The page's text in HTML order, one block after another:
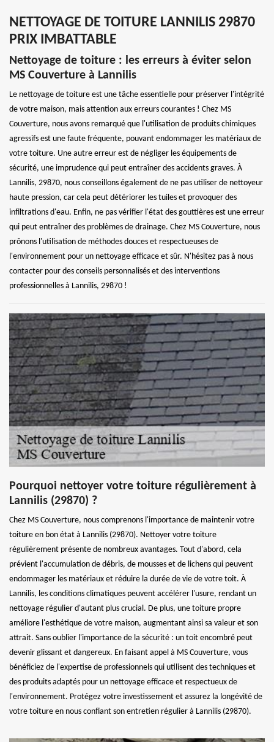
NETTOYAGE DE TOITURE LANNILIS 29870
PRIX IMBATTABLE
Nettoyage de toiture : les erreurs à éviter selon
MS Couverture à Lannilis
Le nettoyage de toiture est une tâche essentielle pour préserver l'intégrité
de votre maison, mais attention aux erreurs courantes ! Chez MS
Couverture, nous avons remarqué que l'utilisation de produits chimiques
agressifs est une faute fréquente, pouvant endommager les matériaux de
votre toiture. Une autre erreur est de négliger les équipements de
sécurité, une imprudence qui peut entraîner des accidents graves. À
Lannilis, 29870, nous conseillons également de ne pas utiliser de nettoyeur
haute pression, car cela peut détériorer les tuiles et provoquer des
infiltrations d'eau. Enfin, ne pas vérifier l'état des gouttières est une erreur
qui peut entraîner des problèmes de drainage. Chez MS Couverture, nous
prônons l'utilisation de méthodes douces et respectueuses de
l'environnement pour un nettoyage efficace et sûr. N'hésitez pas à nous
contacter pour des conseils personnalisés et des interventions
professionnelles à Lannilis, 29870 !
Pourquoi nettoyer votre toiture régulièrement à
Lannilis (29870) ?
Chez MS Couverture, nous comprenons l'importance de maintenir votre
toiture en bon état à Lannilis (29870). Nettoyer votre toiture
régulièrement présente de nombreux avantages. Tout d'abord, cela
prévient l'accumulation de débris, de mousses et de lichens qui peuvent
endommager les matériaux et réduire la durée de vie de votre toit. À
Lannilis, les conditions climatiques peuvent accélérer l'usure, rendant un
nettoyage régulier d'autant plus crucial. De plus, une toiture propre
améliore l'esthétique de votre maison, augmentant ainsi sa valeur et son
attrait. Sans oublier l'importance de la sécurité : un toit encombré peut
devenir glissant et dangereux. En faisant appel à MS Couverture, vous
bénéficiez de l'expertise de professionnels qui utilisent des techniques et
des produits adaptés pour un nettoyage efficace et respectueux de
l'environnement. Protégez votre investissement et assurez la longévité de
votre toiture en nous confiant son entretien régulier à Lannilis (29870).